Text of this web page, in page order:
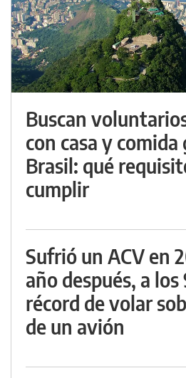
Buscan
con casa y comida
Brasil: qué
cumplir
Sufrió un ACV en
año después, a
récord de volar
de un avión